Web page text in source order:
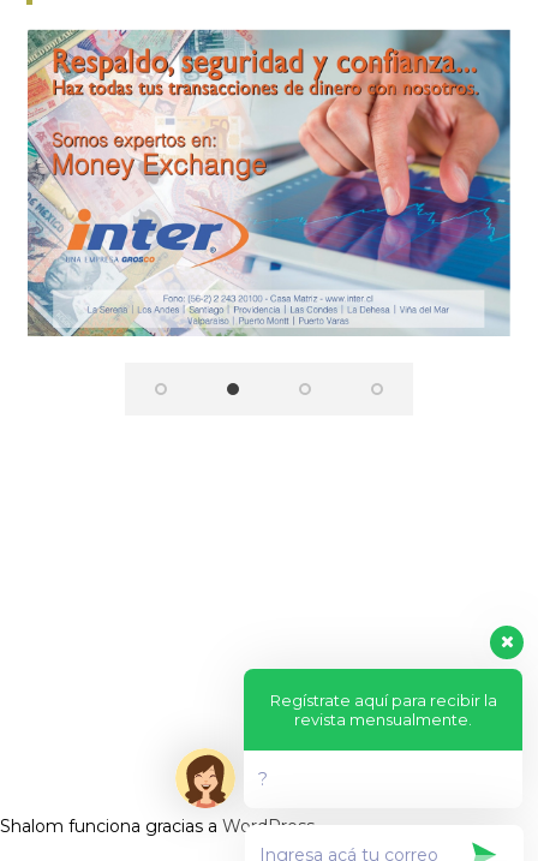
Shalom funciona gracias a WordPress
Regístrate aquí para recibir la
revista mensualmente.
?